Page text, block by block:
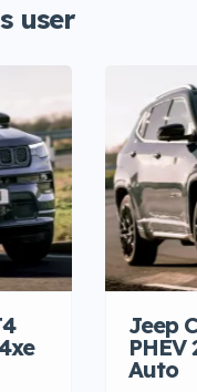
user
Jeep
Auto